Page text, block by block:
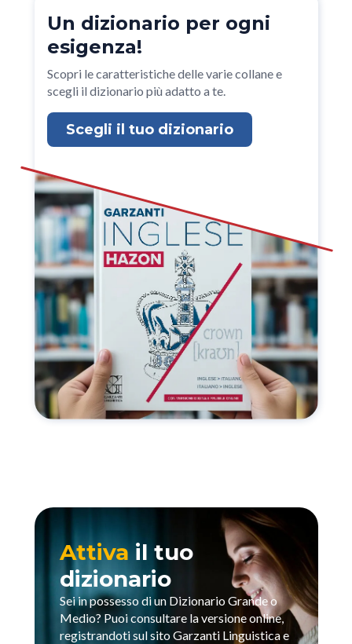
Un dizionario per ogni
esigenza!
Scopri le caratteristiche delle varie collane e
scegli il dizionario più adatto a te.
Scegli il tuo dizionario
Attiva il tuo
dizionario
Sei in possesso di un Dizionario Grande o
Medio? Puoi consultare la versione online,
registrandoti sul sito Garzanti Linguistica e